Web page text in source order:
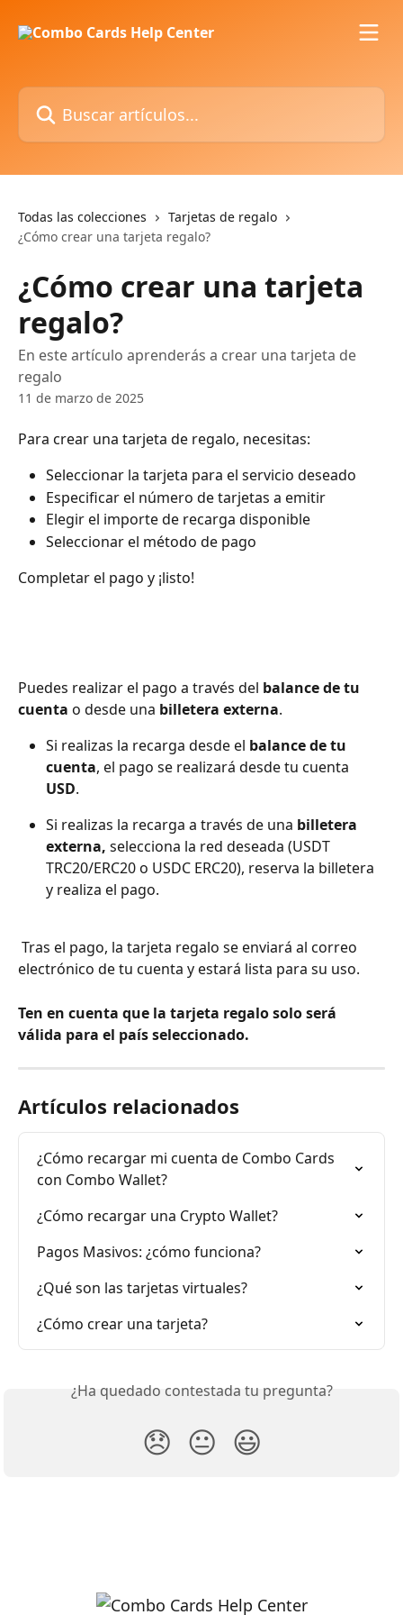
Buscar artículos...
Todas las colecciones
Tarjetas de regalo
¿Cómo crear una tarjeta regalo?
¿Cómo crear una tarjeta
regalo?
En este artículo aprenderás a crear una tarjeta de
regalo
11 de marzo de 2025
Para crear una tarjeta de regalo, necesitas:
Seleccionar la tarjeta para el servicio deseado
Especificar el número de tarjetas a emitir
Elegir el importe de recarga disponible
Seleccionar el método de pago
Completar el pago y ¡listo!
Puedes realizar el pago a través del balance de tu
cuenta o desde una billetera externa.
Si realizas la recarga desde el balance de tu
cuenta, el pago se realizará desde tu cuenta
USD.
Si realizas la recarga a través de una billetera
externa, selecciona la red deseada (USDT
TRC20/ERC20 o USDC ERC20), reserva la billetera
y realiza el pago.
electrónico de tu cuenta y estará lista para su uso.
Ten en cuenta que la tarjeta regalo solo será
válida para el país seleccionado.
Artículos relacionados
¿Cómo recargar mi cuenta de Combo Cards
con Combo Wallet?
¿Cómo recargar una Crypto Wallet?
Pagos Masivos: ¿cómo funciona?
¿Qué son las tarjetas virtuales?
¿Cómo crear una tarjeta?
¿Ha quedado contestada tu pregunta?
😞 😐 😃